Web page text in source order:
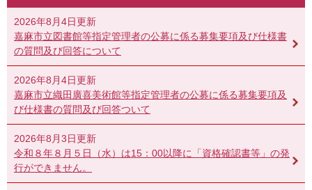
2026年8月4日更新
嘉麻市立図書館等指定管理者の公募に係る募集要項及び仕様書
の質問及び回答について
2026年8月4日更新
嘉麻市立織田廣喜美術館等指定管理者の公募に係る募集要項及
び仕様書の質問及び回答ついて
2026年8月3日更新
令和８年８月５日（水）は15：00以降に「資格確認書等」の発
行ができません。